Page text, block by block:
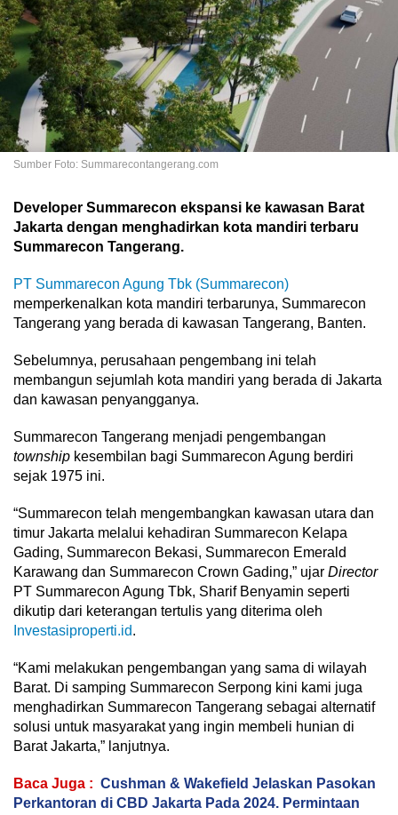
Sumber Foto: Summarecontangerang.com
Developer Summarecon ekspansi ke kawasan Barat
Jakarta dengan menghadirkan kota mandiri terbaru
Summarecon Tangerang.
PT Summarecon Agung Tbk (Summarecon)
memperkenalkan kota mandiri terbarunya, Summarecon
Tangerang yang berada di kawasan Tangerang, Banten.
Sebelumnya, perusahaan pengembang ini telah
membangun sejumlah kota mandiri yang berada di Jakarta
dan kawasan penyangganya.
Summarecon Tangerang menjadi pengembangan
township kesembilan bagi Summarecon Agung berdiri
sejak 1975 ini.
“Summarecon telah mengembangkan kawasan utara dan
timur Jakarta melalui kehadiran Summarecon Kelapa
Gading, Summarecon Bekasi, Summarecon Emerald
Karawang dan Summarecon Crown Gading,” ujar Director
PT Summarecon Agung Tbk, Sharif Benyamin seperti
dikutip dari keterangan tertulis yang diterima oleh
Investasiproperti.id.
“Kami melakukan pengembangan yang sama di wilayah
Barat. Di samping Summarecon Serpong kini kami juga
menghadirkan Summarecon Tangerang sebagai alternatif
solusi untuk masyarakat yang ingin membeli hunian di
Barat Jakarta,” lanjutnya.
Baca Juga : Cushman & Wakefield Jelaskan Pasokan
Perkantoran di CBD Jakarta Pada 2024. Permintaan